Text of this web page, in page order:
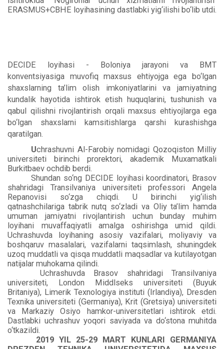
ERASMUS+CBHE loyihasining dastlabki yig‘ilishi bo‘lib utdi.
DECIDE loyihasi - Boloniya jarayoni va BMT
konventsiyasiga muvofiq maxsus ehtiyojga ega bo‘lgan
shaxslarning ta’lim olish imkoniyatlarini va jamiyatning
kundalik hayotida ishtirok etish huquqlarini, tushunish va
qabul qilishni rivojlantirish orqali maxsus ehtiyojlarga ega
bo‘lgan shaxslarni kamsitishlarga qarshi kurashishga
qaratilgan.
Uchrashuvni Al-Farobiy nomidagi Qozoqiston Milliy
universiteti birinchi prorektori, akademik Muxamatkali
Burkitbaev ochdib berdi.
Shundan so‘ng DECIDE loyihasi koordinatori, Brasov
shahridagi Transilvaniya universiteti professori Angela
Repanovisi so‘zga chiqdi. U birinchi yig‘ilish
qatnashchilariga tabrik nutq so‘zladi va Oliy ta’lim hamda
umuman jamiyatni rivojlantirish uchun bunday muhim
loyihani muvaffaqiyatli amalga oshirishga umid qildi.
Uchrashuvda loyihaning asosiy vazifalari, moliyaviy va
boshqaruv masalalari, vazifalarni taqsimlash, shuningdek
uzoq muddatli va qisqa muddatli maqsadlar va kutilayotgan
natijalar muhokama qilindi.
Uchrashuvda Brasov shahridagi Transilvaniya
universiteti, London Middlseks universiteti (Buyuk
Britaniya), Limerik Texnologiya instituti (Irlandiya), Dresden
Texnika universiteti (Germaniya), Krit (Gretsiya) universiteti
va Markaziy Osiyo hamkor-universitetlari ishtirok etdi.
Dastlabki uchrashuv yoqori saviyada va do‘stona muhitda
o‘tkazildi.
2019 YIL 25-29 MART KUNLARI GERMANIYA